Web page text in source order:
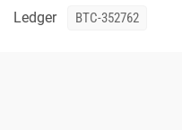
Ledger BTC-352762